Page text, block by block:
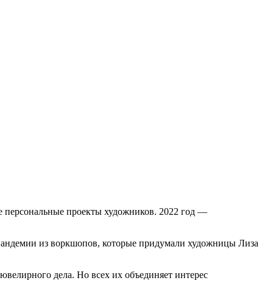
персональные проекты художников. 2022 год —
из воркшопов, которые придумали художницы Лиза
дела. Но всех их объединяет интерес